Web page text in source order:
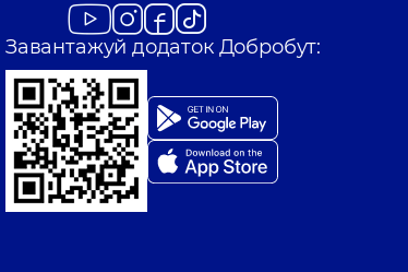
Завантажуй додаток Добробут: